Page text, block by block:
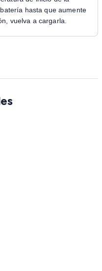
hasta que aumente
vuelva a cargarla.